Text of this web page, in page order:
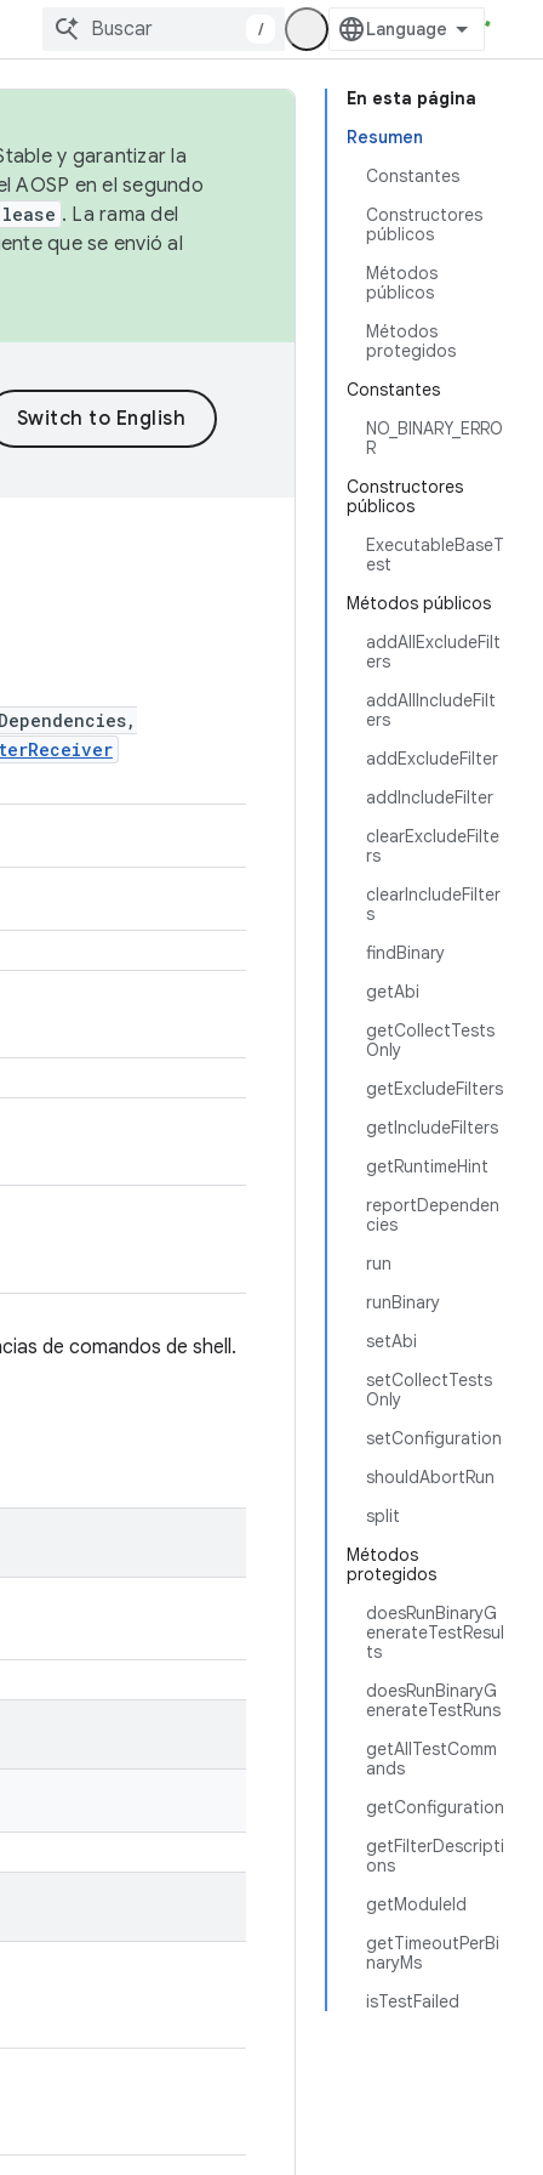
/
En esta página
Resumen
Constantes
Constructores
públicos
Métodos
públicos
Métodos
protegidos
Constantes
NO_BINARY_ERRO
R
Constructores
públicos
ExecutableBaseT
est
Métodos públicos
addAllExcludeFilt
ers
addAllIncludeFilt
ers
addExcludeFilter
addIncludeFilter
clearExcludeFilte
rs
clearIncludeFilter
s
findBinary
getAbi
getCollectTests
Only
getExcludeFilters
getIncludeFilters
getRuntimeHint
reportDependen
cies
run
runBinary
setAbi
setCollectTests
Only
setConfiguration
shouldAbortRun
split
Métodos
protegidos
doesRunBinaryG
enerateTestResul
ts
doesRunBinaryG
enerateTestRuns
getAllTestComm
ands
getConfiguration
getFilterDescripti
ons
getModuleId
getTimeoutPerBi
naryMs
isTestFailed
y garantizar la
AOSP en el segundo
. La rama del
que se envió al
de comandos de shell.